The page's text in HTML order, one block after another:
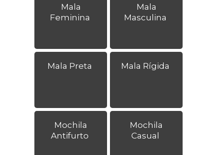
Mala
Feminina
Mala
Masculina
Mala Preta Mala Rígida
Mochila
Antifurto
Mochila
Casual